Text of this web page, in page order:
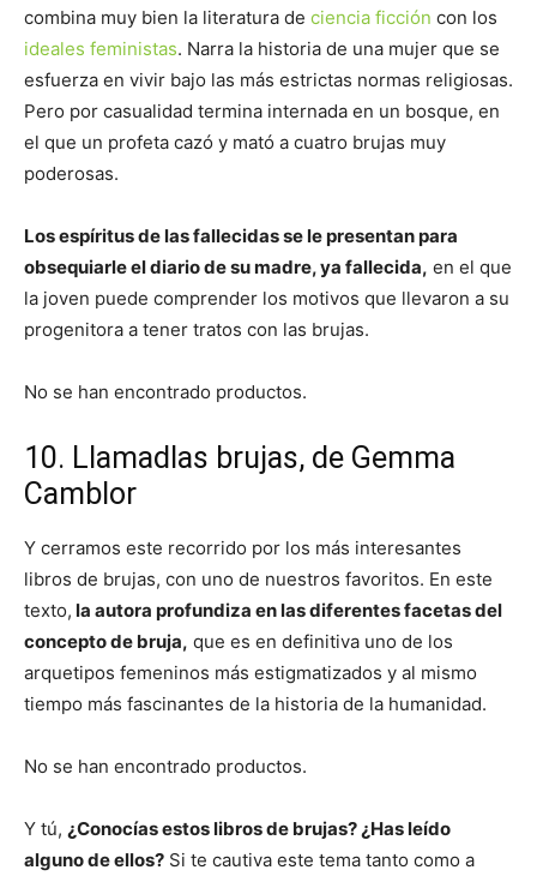
combina muy bien la literatura de ciencia ficción con los
ideales feministas. Narra la historia de una mujer que se
esfuerza en vivir bajo las más estrictas normas religiosas.
Pero por casualidad termina internada en un bosque, en
el que un profeta cazó y mató a cuatro brujas muy
poderosas.
Los espíritus de las fallecidas se le presentan para
obsequiarle el diario de su madre, ya fallecida, en el que
la joven puede comprender los motivos que llevaron a su
progenitora a tener tratos con las brujas.
No se han encontrado productos.
10. Llamadlas brujas, de Gemma
Camblor
Y cerramos este recorrido por los más interesantes
libros de brujas, con uno de nuestros favoritos. En este
texto, la autora profundiza en las diferentes facetas del
concepto de bruja, que es en definitiva uno de los
arquetipos femeninos más estigmatizados y al mismo
tiempo más fascinantes de la historia de la humanidad.
No se han encontrado productos.
Y tú, ¿Conocías estos libros de brujas? ¿Has leído
alguno de ellos? Si te cautiva este tema tanto como a